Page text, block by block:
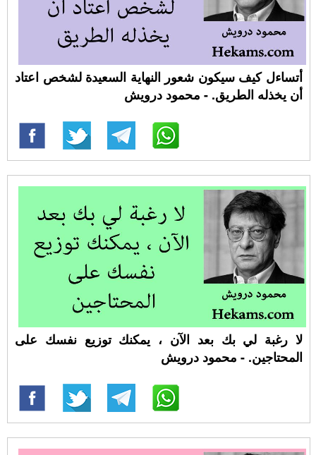
أتساءل كيف سيكون شعور النهاية السعيدة لشخص اعتاد
أن يخذله الطريق. - محمود درويش
لا رغبة لي بك بعد الآن ، يمكنك توزيع نفسك على
المحتاجين. - محمود درويش